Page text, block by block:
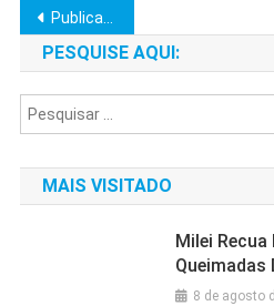
Navegação
por
posts
Publicações mais antigas
PESQUISE AQUI:
MAIS VISITADO
Milei Recua
Queimadas
8 de agosto